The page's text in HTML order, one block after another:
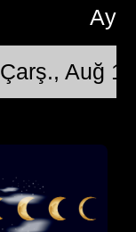
Çarş., Auğ